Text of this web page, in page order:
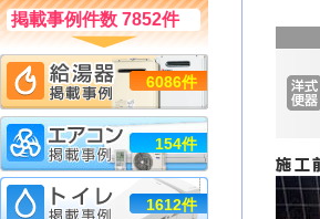
掲載事例件数 7852件
6086件
154件
1612件